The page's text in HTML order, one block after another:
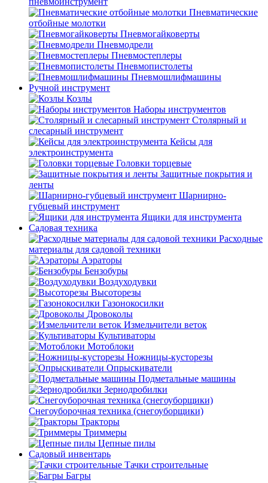
Пневматические
отбойные молотки
Пневмогайковерты
Пневмодрели
Пневмостеплеры
Пневмопистолеты
Пневмошлифмашины
Ручной инструмент
Козлы
Наборы инструментов
Столярный и
слесарный инструмент
Кейсы для
электроинструмента
Головки торцевые
Защитные покрытия и
ленты
Шарнирно-
губцевый инструмент
Ящики для инструмента
Садовая техника
Расходные
материалы для садовой техники
Аэраторы
Бензобуры
Воздуходувки
Высоторезы
Газонокосилки
Дровоколы
Измельчители веток
Культиваторы
Мотоблоки
Ножницы-кусторезы
Опрыскиватели
Подметальные машины
Зернодробилки
Снегоуборочная техника (снегоуборщики)
Тракторы
Триммеры
Цепные пилы
Садовый инвентарь
Тачки строительные
Багры